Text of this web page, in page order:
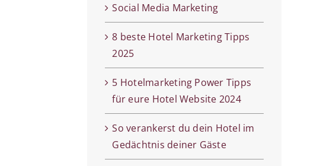
Social Media Marketing
8 beste Hotel Marketing Tipps
2025
5 Hotelmarketing Power Tipps
für eure Hotel Website 2024
So verankerst du dein Hotel im
Gedächtnis deiner Gäste